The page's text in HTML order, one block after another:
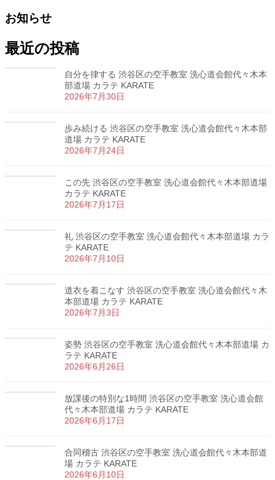
お知らせ
最近の投稿
自分を律する 渋谷区の空手教室 洗心道会館代々木本
部道場 カラテ KARATE
2026年7月30日
歩み続ける 渋谷区の空手教室 洗心道会館代々木本部
道場 カラテ KARATE
2026年7月24日
この先 渋谷区の空手教室 洗心道会館代々木本部道場
カラテ KARATE
2026年7月17日
礼 渋谷区の空手教室 洗心道会館代々木本部道場 カラ
テ KARATE
2026年7月10日
道衣を着こなす 渋谷区の空手教室 洗心道会館代々木
本部道場 カラテ KARATE
2026年7月3日
姿勢 渋谷区の空手教室 洗心道会館代々木本部道場 カ
ラテ KARATE
2026年6月26日
放課後の特別な1時間 渋谷区の空手教室 洗心道会館
代々木本部道場 カラテ KARATE
2026年6月17日
合同稽古 渋谷区の空手教室 洗心道会館代々木本部道
場 カラテ KARATE
2026年6月10日